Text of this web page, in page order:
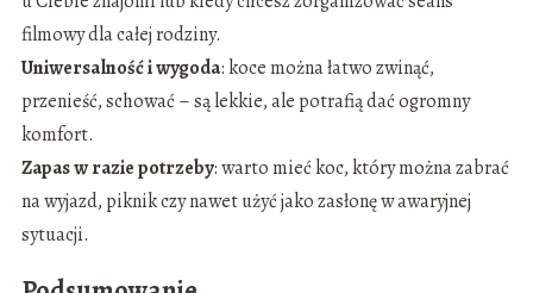
filmowy dla całej rodziny.
Uniwersalność i wygoda: koce można łatwo zwinąć,
przenieść, schować – są lekkie, ale potrafią dać ogromny
komfort.
Zapas w razie potrzeby: warto mieć koc, który można zabrać
na wyjazd, piknik czy nawet użyć jako zasłonę w awaryjnej
sytuacji.